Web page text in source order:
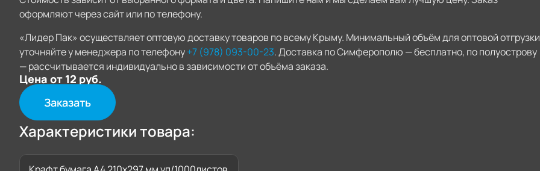
оформляют через сайт или по телефону.
«Лидер Пак» осуществляет оптовую доставку товаров по всему Крыму. Минимальный объём для оптовой отгрузки
уточняйте у менеджера по телефону+7 (978) 093-00-23. Доставка по Симферополю — бесплатно, по полуострову
— рассчитывается индивидуально в зависимости от объёма заказа.
Цена от 12 руб.
Заказать
Характеристики товара: